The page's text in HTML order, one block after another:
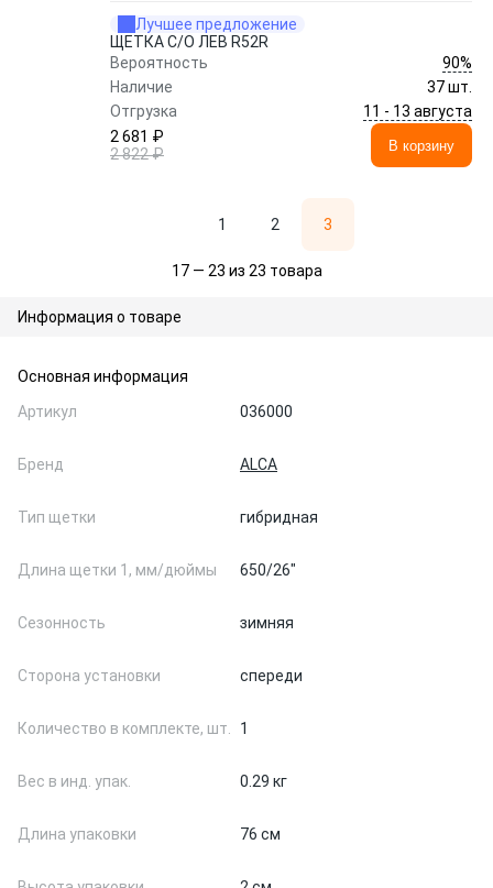
Лучшее предложение
ЩЕТКА С/О ЛЕВ R52R
Вероятность
90%
Наличие
37 шт.
Отгрузка
11 - 13 августа
2 681 ₽
2 822 ₽
В корзину
1 2 3
17 — 23 из 23 товара
Информация о товаре
Основная информация
Артикул
036000
Бренд ALCA
Тип щетки гибридная
Длина щетки 1, мм/дюймы 650/26"
Сезонность зимняя
Сторона установки спереди
Количество в комплекте, шт. 1
Вес в инд. упак. 0.29 кг
Длина упаковки 76 см